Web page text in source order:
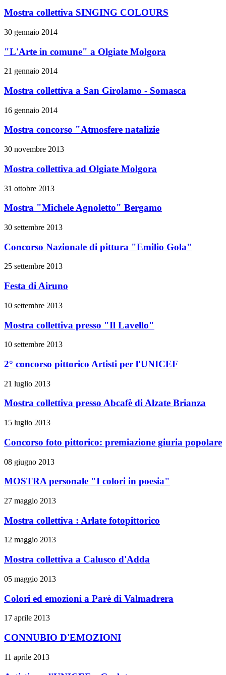
Mostra collettiva SINGING COLOURS
30 gennaio 2014
"L'Arte in comune" a Olgiate Molgora
21 gennaio 2014
Mostra collettiva a San Girolamo - Somasca
16 gennaio 2014
Mostra concorso "Atmosfere natalizie
30 novembre 2013
Mostra collettiva ad Olgiate Molgora
31 ottobre 2013
Mostra "Michele Agnoletto" Bergamo
30 settembre 2013
Concorso Nazionale di pittura "Emilio Gola"
25 settembre 2013
Festa di Airuno
10 settembre 2013
Mostra collettiva presso "Il Lavello"
10 settembre 2013
2° concorso pittorico Artisti per l'UNICEF
21 luglio 2013
Mostra collettiva presso Abcafè di Alzate Brianza
15 luglio 2013
Concorso foto pittorico: premiazione giuria popolare
08 giugno 2013
MOSTRA personale "I colori in poesia"
27 maggio 2013
Mostra collettiva : Arlate fotopittorico
12 maggio 2013
Mostra collettiva a Calusco d'Adda
05 maggio 2013
Colori ed emozioni a Parè di Valmadrera
17 aprile 2013
CONNUBIO D'EMOZIONI
11 aprile 2013